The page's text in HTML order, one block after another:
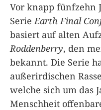
Vor knapp fünfzehn
Serie Earth Final
basiert auf alten
Roddenberry, den
bekannt. Die Serie
außerirdischen
welche sich um das
Menschheit